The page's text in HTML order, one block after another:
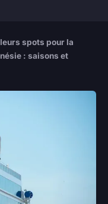
spots pour la
: saisons et